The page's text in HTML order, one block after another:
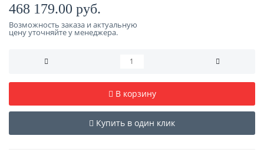
468 179.00 руб.
Возможность заказа и актуальную
цену уточняйте у менеджера.
В корзину
Купить в один клик